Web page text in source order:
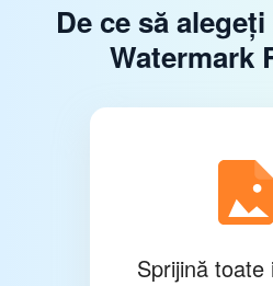
De ce să
Watermark
Sprijină toate